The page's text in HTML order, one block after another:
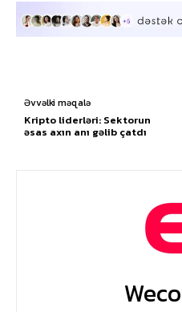
Əvvəlki məqalə
Kripto liderləri: Sektorun
əsas axın anı gəlib çatdı